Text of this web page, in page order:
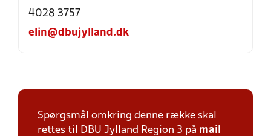
4028 3757
elin@dbujylland.dk
Spørgsmål omkring denne række skal
rettes til DBU Jylland Region 3 på mail